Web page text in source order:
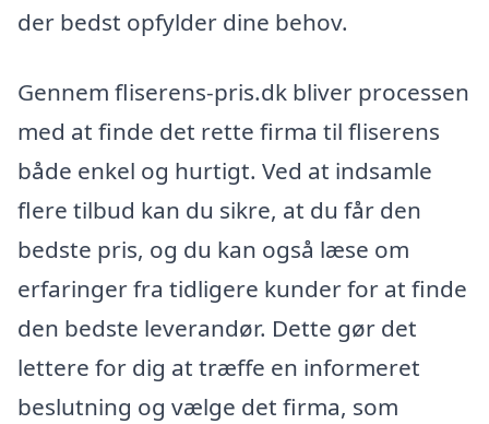
der bedst opfylder dine behov.
Gennem fliserens-pris.dk bliver processen
med at finde det rette firma til fliserens
både enkel og hurtigt. Ved at indsamle
flere tilbud kan du sikre, at du får den
bedste pris, og du kan også læse om
erfaringer fra tidligere kunder for at finde
den bedste leverandør. Dette gør det
lettere for dig at træffe en informeret
beslutning og vælge det firma, som